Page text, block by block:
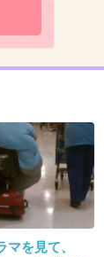
人女医」
を見て、